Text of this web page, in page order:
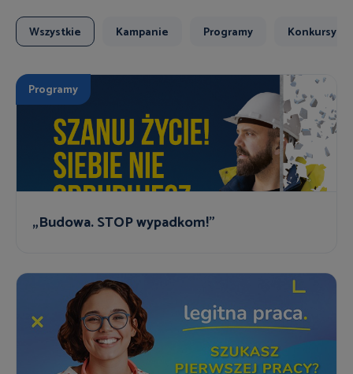
Wszystkie Kampanie Programy Konkursy
Programy
„Budowa. STOP wypadkom!”